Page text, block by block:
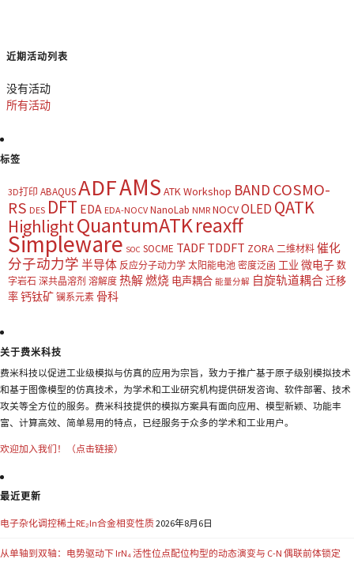
近期活动列表
没有活动
所有活动
标签
3D打印 ABAQUSADFAMS ATK Workshop BAND COSMO-
RS DES DFT EDA EDA-NOCV NanoLab NMR NOCVOLED QATK
HighlightQuantumATKreaxff
Simpleware SOC SOCME TADF TDDFT ZORA 二维材料 催化
分子动力学 半导体 反应分子动力学 太阳能电池 密度泛函 工业 微电子 数
字岩石 深共晶溶剂 溶解度 热解燃烧 电声耦合 能量分解 自旋轨道耦合迁移
率钙钛矿 镧系元素 骨科
关于费米科技
费米科技以促进工业级模拟与仿真的应用为宗旨，致力于推广基于原子级别模拟技术
和基于图像模型的仿真技术，为学术和工业研究机构提供研发咨询、软件部署、技术
攻关等全方位的服务。费米科技提供的模拟方案具有面向应用、模型新颖、功能丰
富、计算高效、简单易用的特点，已经服务于众多的学术和工业用户。
欢迎加入我们！（点击链接）
最近更新
电子杂化调控稀土RE₂In合金相变性质2026年8月6日
从单轴到双轴：电势驱动下 IrN₄ 活性位点配位构型的动态演变与 C-N 偶联前体锁定